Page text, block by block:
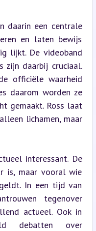
daarin een centrale
en laten bewijs
lijkt. De videoband
zijn daarbij cruciaal.
officiële waarheid
daarom worden ze
gemaakt. Ross laat
lichamen, maar
interessant. De
is, maar vooral wie
In een tijd van
tegenover
actueel. Ook in
debatten over